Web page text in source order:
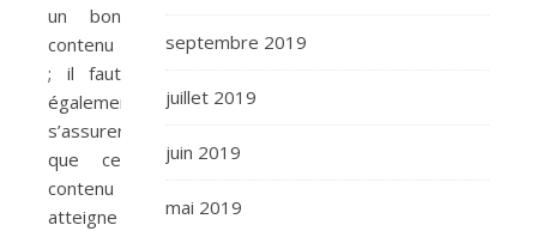
un bon
contenu
; il faut
également
s’assurer
que ce
contenu
atteigne
septembre 2019
juillet 2019
juin 2019
mai 2019